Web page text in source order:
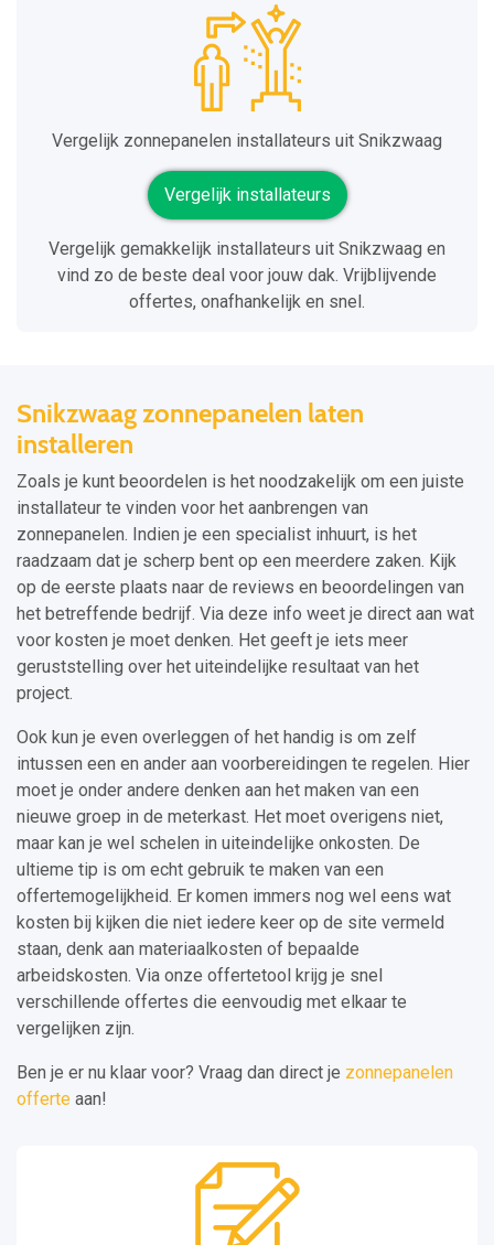
Vergelijk zonnepanelen installateurs uit Snikzwaag
Vergelijk installateurs
Vergelijk gemakkelijk installateurs uit Snikzwaag en
vind zo de beste deal voor jouw dak. Vrijblijvende
offertes, onafhankelijk en snel.
Snikzwaag zonnepanelen laten
installeren
Zoals je kunt beoordelen is het noodzakelijk om een juiste
installateur te vinden voor het aanbrengen van
zonnepanelen. Indien je een specialist inhuurt, is het
raadzaam dat je scherp bent op een meerdere zaken. Kijk
op de eerste plaats naar de reviews en beoordelingen van
het betreffende bedrijf. Via deze info weet je direct aan wat
voor kosten je moet denken. Het geeft je iets meer
geruststelling over het uiteindelijke resultaat van het
project.
Ook kun je even overleggen of het handig is om zelf
intussen een en ander aan voorbereidingen te regelen. Hier
moet je onder andere denken aan het maken van een
nieuwe groep in de meterkast. Het moet overigens niet,
maar kan je wel schelen in uiteindelijke onkosten. De
ultieme tip is om echt gebruik te maken van een
offertemogelijkheid. Er komen immers nog wel eens wat
kosten bij kijken die niet iedere keer op de site vermeld
staan, denk aan materiaalkosten of bepaalde
arbeidskosten. Via onze offertetool krijg je snel
verschillende offertes die eenvoudig met elkaar te
vergelijken zijn.
Ben je er nu klaar voor? Vraag dan direct je zonnepanelen
offerte aan!